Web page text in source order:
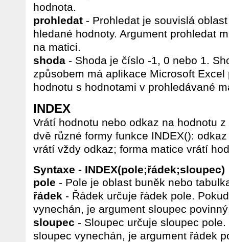
hodnota.
prohledat - Prohledat je souvislá
hledané hodnoty. Argument prohledat
na matici.
shoda - Shoda je číslo -1, 0 nebo 1.
způsobem má aplikace Microsoft
hodnotu s hodnotami v prohledávané
INDEX
Vrátí hodnotu nebo odkaz na hodnotu
dvě různé formy funkce INDEX():
vrátí vždy odkaz; forma matice vrátí
Syntaxe - INDEX(pole;řádek;sloupec)
pole - Pole je oblast buněk nebo
řádek - Řádek určuje řádek pole.
vynechán, je argument sloupec
sloupec - Sloupec určuje sloupec
sloupec vynechán, je argument řádek